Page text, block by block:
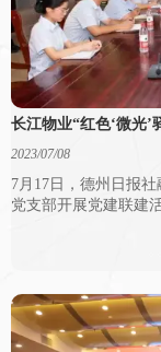
长江物业“红色‘微光’
2023/07/08
7月17日，德州日报
党支部开展党建联建
德州日报社党委委员
部书记、主任朱代军
部书记、总经理蔡少